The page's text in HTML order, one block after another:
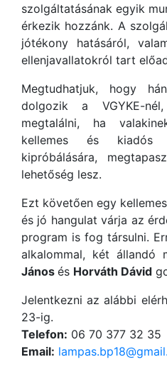
szolgáltatásának egyik
érkezik hozzánk. A
jótékony hatásáról,
ellenjavallatokról tart
Megtudhatjuk, hogy
dolgozik a VGYKE-
megtalálni, ha
kellemes és kiadós
kipróbálására,
lehetőség lesz.
Ezt követően egy
és jó hangulat várja az
program is fog társulni.
alkalommal, két állandó
János és Horváth Dávid
Jelentkezni az alábbi
23-ig.
Telefon: 06 70 377 32 35
Email: